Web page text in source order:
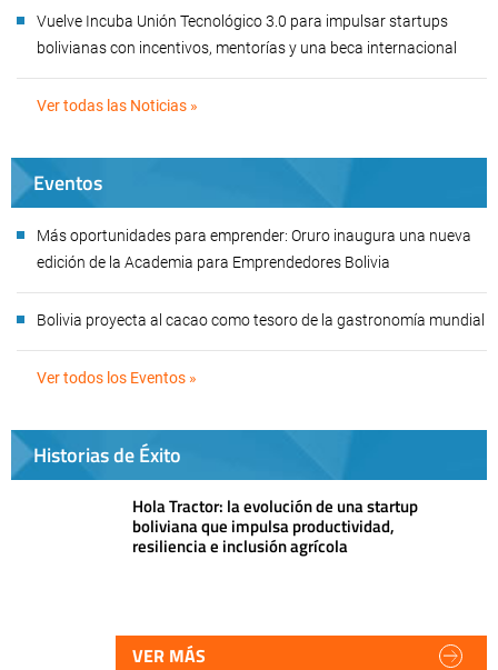
Vuelve Incuba Unión Tecnológico 3.0 para impulsar startups
bolivianas con incentivos, mentorías y una beca internacional
Ver todas las Noticias »
Eventos
Más oportunidades para emprender: Oruro inaugura una nueva
edición de la Academia para Emprendedores Bolivia
Bolivia proyecta al cacao como tesoro de la gastronomía mundial
Ver todos los Eventos »
Historias de Éxito
Hola Tractor: la evolución de una startup
boliviana que impulsa productividad,
resiliencia e inclusión agrícola
VER MÁS